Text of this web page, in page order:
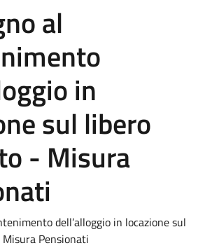
al
in
sul libero
- Misura
dell’alloggio in locazione sul
Pensionati